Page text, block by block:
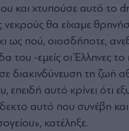
και χτυπούσε αυτό τo
θα είχαμε
ως πού, οιοσδήποτε,
του -εμείς οι Έλληνες
σε διακινδύνευση τη
επειδή αυτό κρίνει ότι
αυτό που συνέβη και
κατέληξε.